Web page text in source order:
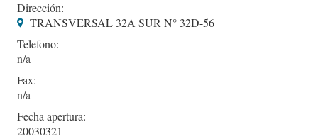
Dirección:
TRANSVERSAL 32A SUR N° 32D-56
Telefono:
Fax:
Fecha apertura:
20030321